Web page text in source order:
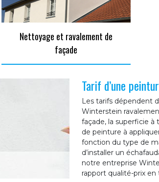
Nettoyage et ravalement de
façade
Tarif d’une
Les tarifs dépendent
Winterstein
façade, la superficie à
de peinture à
fonction du type de
d’installer un
notre entreprise
rapport qualité-prix